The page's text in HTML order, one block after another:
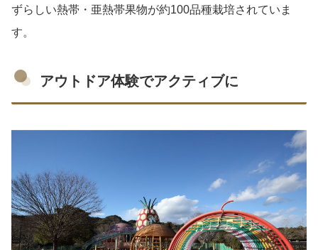
ずらしい熱帯・亜熱帯果物が約100品種栽培されていま
す。
アウトドア体験でアクティブに